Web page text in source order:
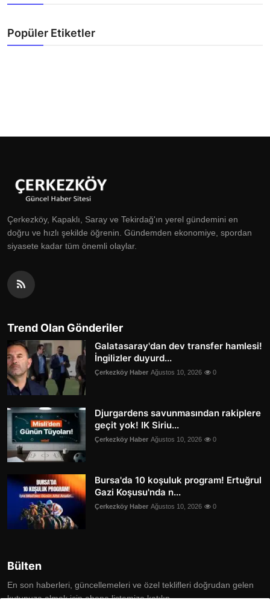
Popüler Etiketler
Çerkezköy, Kapaklı, Saray ve Tekirdağ'ın yerel gündemini en
doğru ve hızlı şekilde öğrenin. Gündemden ekonomiye, spordan
siyasete kadar tüm önemli olaylar.
Trend Olan Gönderiler
Galatasaray'dan dev transfer hamlesi!
İngilizler duyurd...
Çerkezköy Haber Ağustos 10, 2026 0
Djurgardens savunmasından rakiplere
geçit yok! IK Siriu...
Çerkezköy Haber Ağustos 10, 2026 0
Bursa'da 10 koşuluk program! Ertuğrul
Gazi Koşusu'nda n...
Çerkezköy Haber Ağustos 10, 2026 0
Bülten
En son haberleri, güncellemeleri ve özel teklifleri doğrudan gelen
kutunuza almak için abone listemize katılın